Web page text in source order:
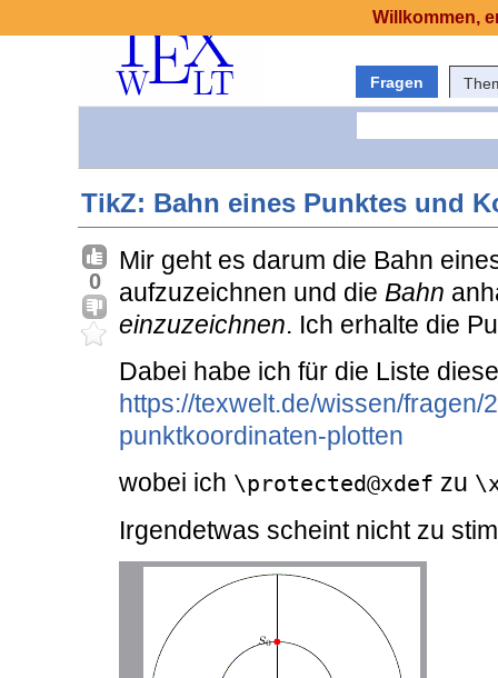
Fragen
TikZ: Bahn eines Punktes und
0
Mir geht es darum die Bahn
aufzuzeichnen und die Bahn
einzuzeichnen. Ich erhalte die
Dabei habe ich für die Liste
https://texwelt.de/wissen/
punktkoordinaten-plotten
wobei ich \protected@xdef zu
Irgendetwas scheint nicht zu
Willkommen,